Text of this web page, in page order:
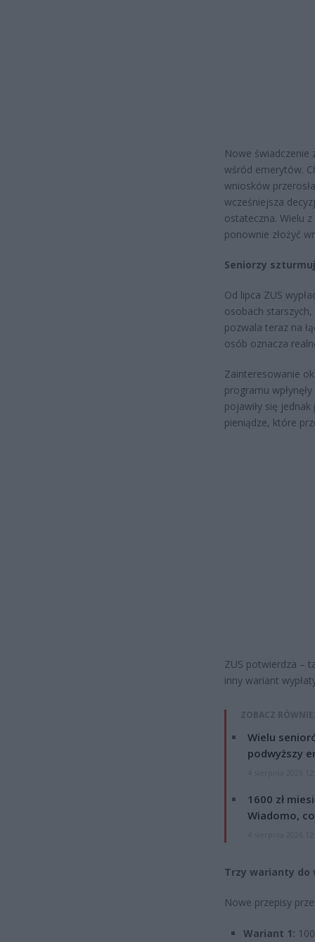
Nowe świadczenie
wśród emerytów.
wniosków
wcześniejsza
ostateczna. Wielu
ponownie złożyć
Seniorzy
Od lipca ZUS
osobach
pozwala teraz na
osób oznacza
Zainteresowanie
programu
pojawiły się
pieniądze, które
ZUS potwierdza –
inny wariant
ZOBACZ
Wielu
podwyższy
1600 zł
Wiadomo,
Trzy warianty do
Nowe przepisy
Wariant 1: